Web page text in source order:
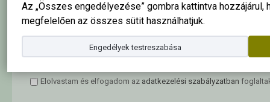
Az „Összes engedélyezése” gombra kattintva hozzájárul,
megfelelően az összes sütit használhatjuk.
Engedélyek testreszabása
Hírlevél feliratkozás
Elolvastam és elfogadom az adatkezelési szabályzatban